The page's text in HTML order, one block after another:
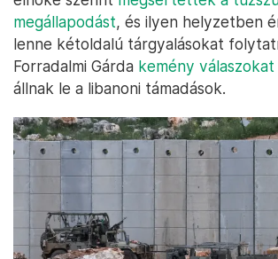
megállapodást, és ilyen helyzetben
lenne kétoldalú tárgyalásokat
Forradalmi Gárda kemény
állnak le a libanoni támadások.